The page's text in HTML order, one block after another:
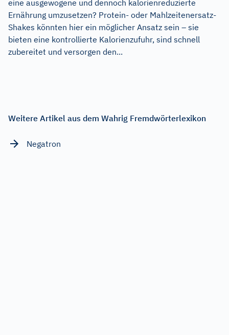
eine ausgewogene und dennoch kalorienreduzierte
Ernährung umzusetzen? Protein- oder Mahlzeitenersatz-
Shakes könnten hier ein möglicher Ansatz sein – sie
bieten eine kontrollierte Kalorienzufuhr, sind schnell
zubereitet und versorgen den...
Weitere Artikel aus dem Wahrig Fremdwörterlexikon
Negatron